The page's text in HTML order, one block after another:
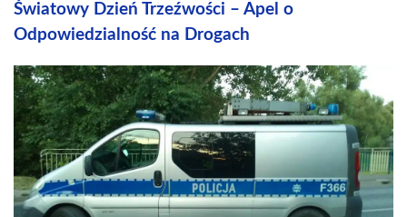
Światowy Dzień Trzeźwości – Apel o
Odpowiedzialność na Drogach